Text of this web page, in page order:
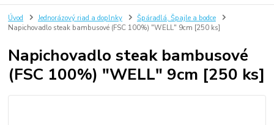
Úvod Jednorázový riad a doplnky
Špáradlá, Špajle a bodce
Napichovadlo steak bambusové (FSC 100%) "WELL" 9cm [250 ks]
Napichovadlo steak bambusové
(FSC 100%) "WELL" 9cm [250 ks]